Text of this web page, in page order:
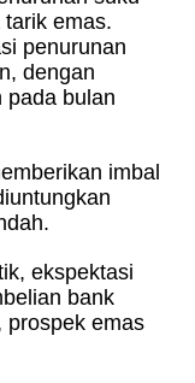
emas.
penurunan
dengan
pada bulan
imbal
ekspektasi
bank
prospek emas